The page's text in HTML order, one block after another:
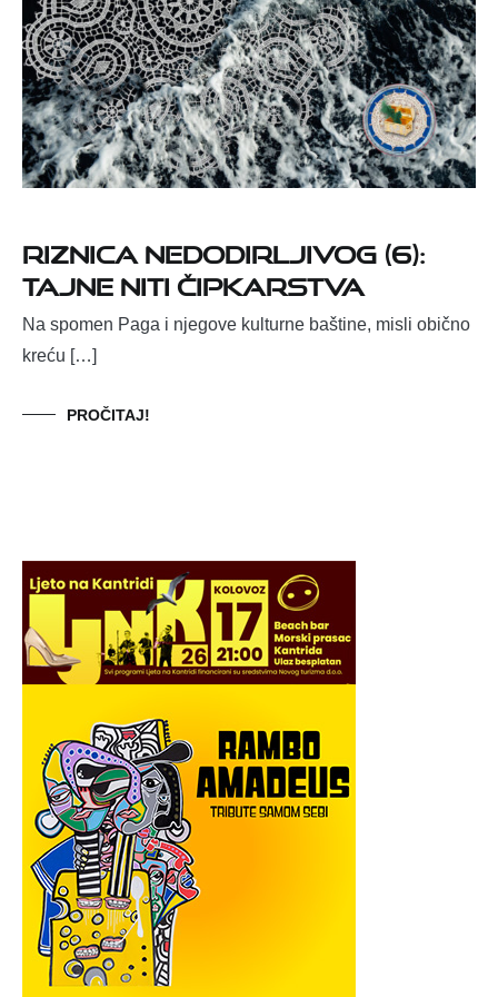
Riznica nedodirljivog (6):
Tajne niti čipkarstva
Na spomen Paga i njegove kulturne baštine, misli obično
kreću […]
PROČITAJ!